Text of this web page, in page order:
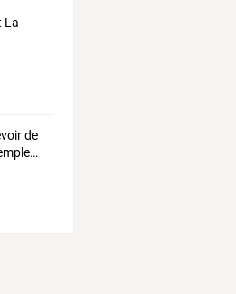
La
de
…